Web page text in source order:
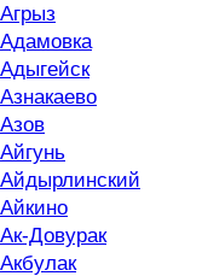
Агрыз
Адамовка
Адыгейск
Азнакаево
Азов
Айгунь
Айдырлинский
Айкино
Ак-Довурак
Акбулак